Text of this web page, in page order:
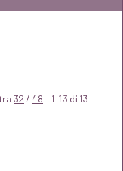
32 / 48 – 1–13 di 13